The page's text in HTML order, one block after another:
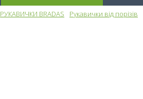
РУКАВИЧКИ BRADAS Рукавички від порізів